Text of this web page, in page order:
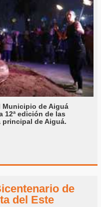
Municipio de Aiguá
12ª edición de las
principal de Aiguá.
de
del Este